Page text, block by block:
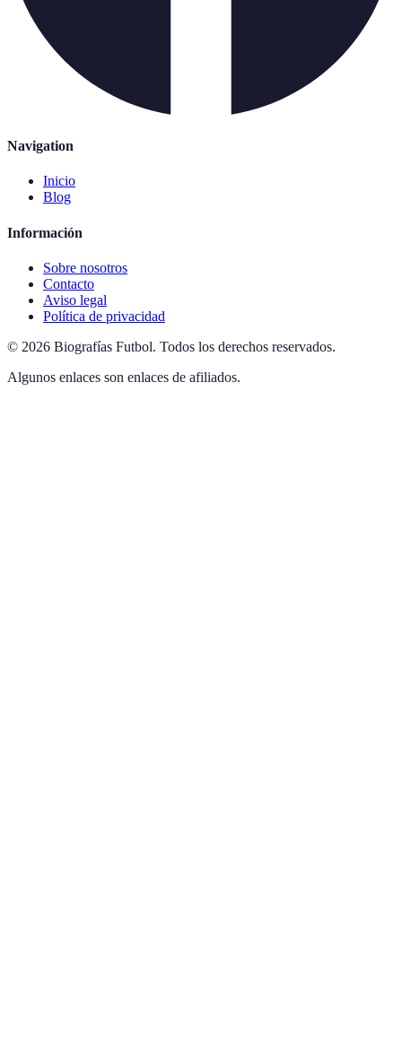
Navigation
Inicio
Blog
Información
Sobre nosotros
Contacto
Aviso legal
Política de privacidad
© 2026 Biografías Futbol. Todos los derechos reservados.
Algunos enlaces son enlaces de afiliados.